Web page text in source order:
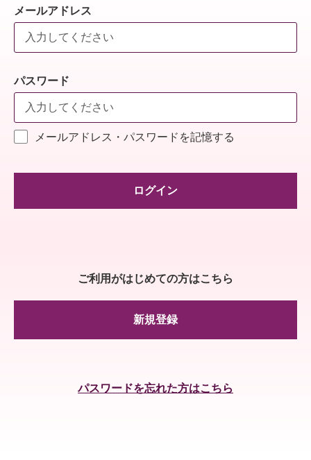
メールアドレス
パスワード
メールアドレス・パスワードを記憶する
ログイン
ご利用がはじめての方はこちら
新規登録
パスワードを忘れた方はこちら